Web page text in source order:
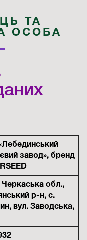
ТА
ОСОБА
завод», бренд
Черкаська обл.,
р-н, с.
вул. Заводська,